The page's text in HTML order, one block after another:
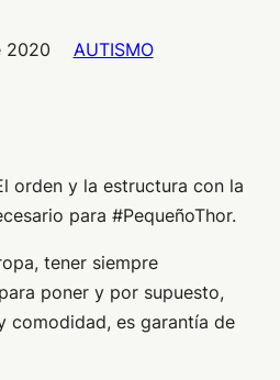
2020 AUTISMO
orden y la estructura con la
para #PequeñoThor.
tener siempre
poner y por supuesto,
comodidad, es garantía de